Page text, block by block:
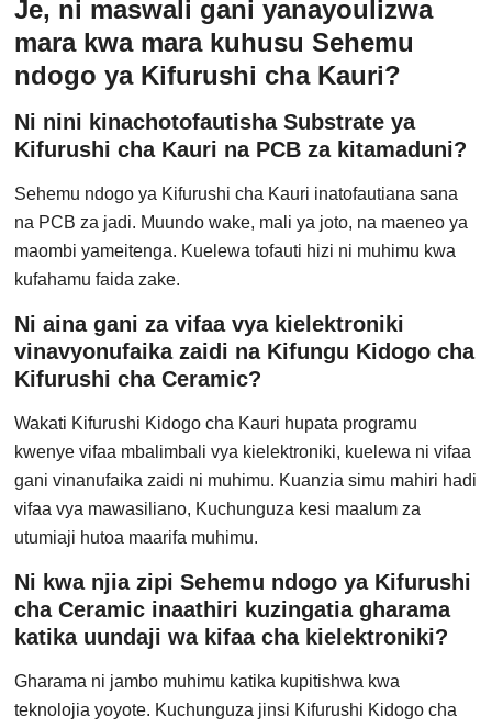
Je, ni maswali gani yanayoulizwa
mara kwa mara kuhusu Sehemu
ndogo ya Kifurushi cha Kauri?
Ni nini kinachotofautisha Substrate ya
Kifurushi cha Kauri na PCB za kitamaduni?
Sehemu ndogo ya Kifurushi cha Kauri inatofautiana sana
na PCB za jadi. Muundo wake, mali ya joto, na maeneo ya
maombi yameitenga. Kuelewa tofauti hizi ni muhimu kwa
kufahamu faida zake.
Ni aina gani za vifaa vya kielektroniki
vinavyonufaika zaidi na Kifungu Kidogo cha
Kifurushi cha Ceramic?
Wakati Kifurushi Kidogo cha Kauri hupata programu
kwenye vifaa mbalimbali vya kielektroniki, kuelewa ni vifaa
gani vinanufaika zaidi ni muhimu. Kuanzia simu mahiri hadi
vifaa vya mawasiliano, Kuchunguza kesi maalum za
utumiaji hutoa maarifa muhimu.
Ni kwa njia zipi Sehemu ndogo ya Kifurushi
cha Ceramic inaathiri kuzingatia gharama
katika uundaji wa kifaa cha kielektroniki?
Gharama ni jambo muhimu katika kupitishwa kwa
teknolojia yoyote. Kuchunguza jinsi Kifurushi Kidogo cha